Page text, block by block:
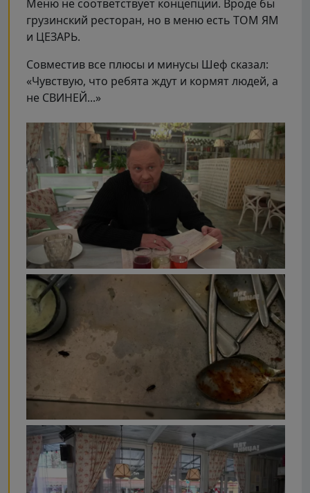
Меню не соответствует концепции. Вроде бы
грузинский ресторан, но в меню есть ТОМ ЯМ
и ЦЕЗАРЬ.
Совместив все плюсы и минусы Шеф сказал:
«Чувствую, что ребята ждут и кормят людей, а
не СВИНЕЙ...»